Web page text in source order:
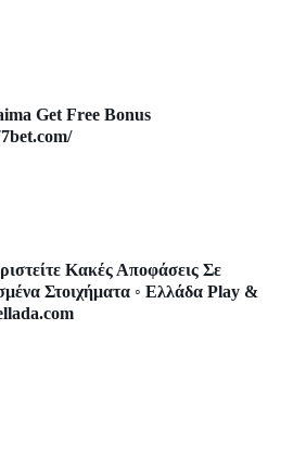
Get Free Bonus
Κακές Αποφάσεις Σε
Στοιχήματα ◦ Ελλάδα Play &